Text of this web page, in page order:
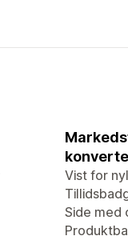
Vist for
Side med